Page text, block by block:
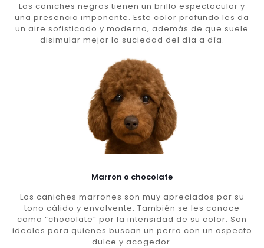
Los caniches negros tienen un brillo espectacular y
una presencia imponente. Este color profundo les da
un aire sofisticado y moderno, además de que suele
disimular mejor la suciedad del día a día.
Marron o chocolate
Los caniches marrones son muy apreciados por su
tono cálido y envolvente. También se les conoce
como “chocolate” por la intensidad de su color. Son
ideales para quienes buscan un perro con un aspecto
dulce y acogedor.